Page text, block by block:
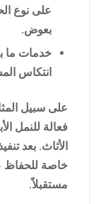
على نوع
بعوض.
خدمات ما
انتكاس
على سبيل
فعالة للنمل
الأثاث. بعد
خاصة للحفاظ
مستقبلاً.